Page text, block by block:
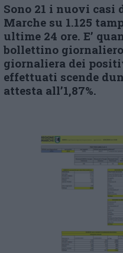
Sono 21 i nuovi casi
Marche su 1.125
ultime 24 ore. E’
bollettino giornaliero
giornaliera dei
effettuati scende
attesta all’1,87%.